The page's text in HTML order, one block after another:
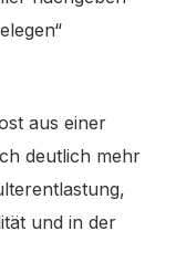
aus einer
deutlich mehr
und in der